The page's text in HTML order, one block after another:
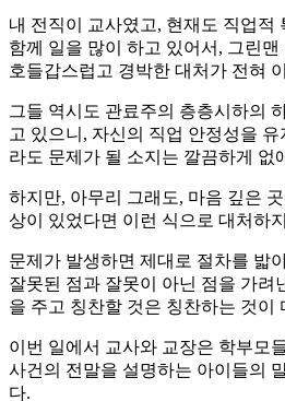
내 전직이 교사였고, 현재도 직업적
함께 일을 많이 하고 있어서, 그린맨
호들갑스럽고 경박한 대처가 전혀
그들 역시도 관료주의 층층시하의
고 있으니, 자신의 직업 안정성을 유
라도 문제가 될 소지는 깔끔하게 없
하지만, 아무리 그래도, 마음 깊은
상이 있었다면 이런 식으로 대처하
문제가 발생하면 제대로 절차를 밟
잘못된 점과 잘못이 아닌 점을 가려
을 주고 칭찬할 것은 칭찬하는 것이
이번 일에서 교사와 교장은 학부모
사건의 전말을 설명하는 아이들의
다.